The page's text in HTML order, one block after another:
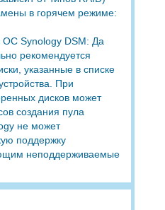
в горячем режиме:
ОС Synology DSM: Да
рекомендуется
указанные в списке
При
дисков может
создания пула
не может
поддержку
неподдерживаемые